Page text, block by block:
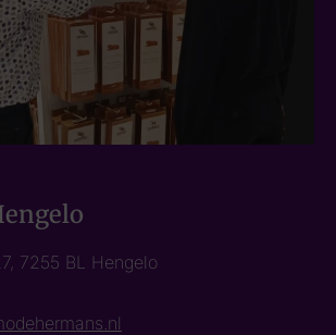
7255 BL Hengelo